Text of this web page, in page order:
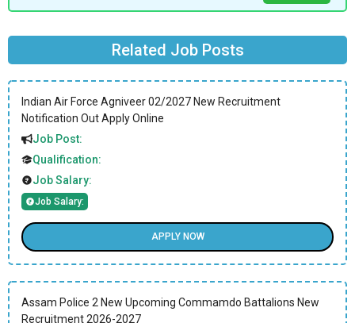
Related Job Posts
Indian Air Force Agniveer 02/2027 New Recruitment
Notification Out Apply Online
Job Post:
Qualification:
Job Salary:
Job Salary:
APPLY NOW
Assam Police 2 New Upcoming Commamdo Battalions New
Recruitment 2026-2027